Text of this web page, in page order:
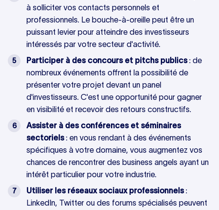
à solliciter vos contacts personnels et
professionnels. Le bouche-à-oreille peut être un
puissant levier pour atteindre des investisseurs
intéressés par votre secteur d'activité.
Participer à des concours et pitchs publics: de
nombreux événements offrent la possibilité de
présenter votre projet devant un panel
d'investisseurs. C'est une opportunité pour gagner
en visibilité et recevoir des retours constructifs.
Assister à des conférences et séminaires
sectoriels: en vous rendant à des événements
spécifiques à votre domaine, vous augmentez vos
chances de rencontrer des business angels ayant un
intérêt particulier pour votre industrie.
Utiliser les réseaux sociaux professionnels:
LinkedIn, Twitter ou des forums spécialisés peuvent